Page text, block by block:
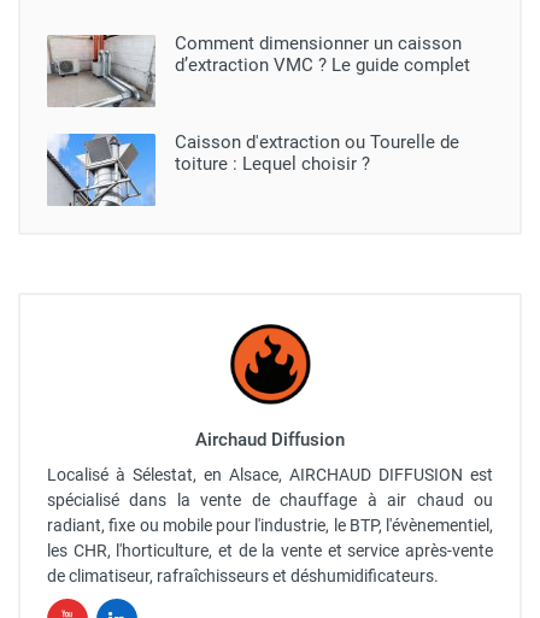
Comment dimensionner un caisson
d’extraction VMC ? Le guide complet
Caisson d'extraction ou Tourelle de
toiture : Lequel choisir ?
Airchaud Diffusion
Localisé à Sélestat, en Alsace, AIRCHAUD DIFFUSION est
spécialisé dans la vente de chauffage à air chaud ou
radiant, fixe ou mobile pour l'industrie, le BTP, l'évènementiel,
les CHR, l'horticulture, et de la vente et service après-vente
de climatiseur, rafraîchisseurs et déshumidificateurs.